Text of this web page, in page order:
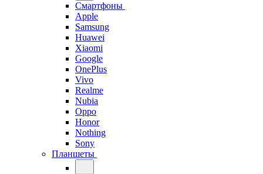
Смартфоны
Apple
Samsung
Huawei
Xiaomi
Google
OnePlus
Vivo
Realme
Nubia
Oppo
Honor
Nothing
Sony
Планшеты